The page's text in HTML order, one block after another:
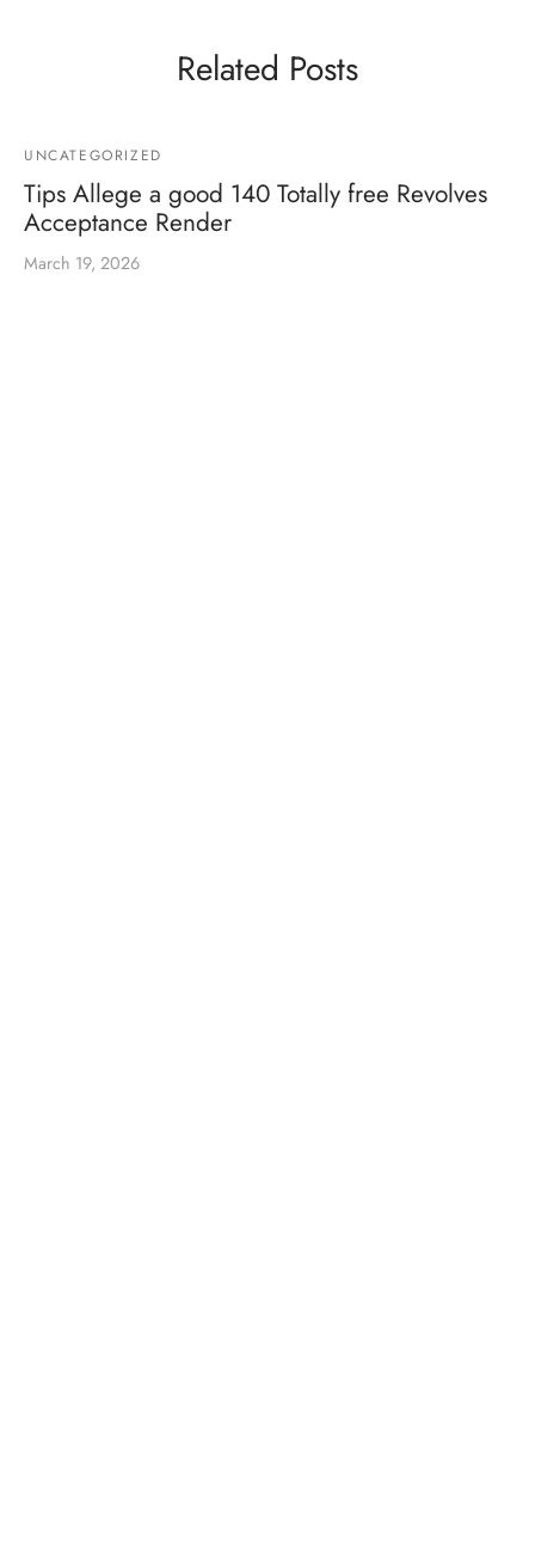
Related Posts
UNCATEGORIZED
Tips Allege a good 140 Totally free Revolves
Acceptance Render
March 19, 2026